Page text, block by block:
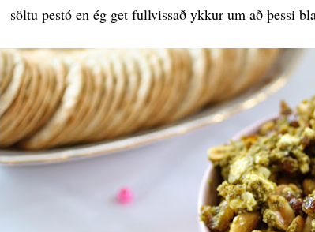
söltu pestó en ég get fullvissað ykkur um að þessi